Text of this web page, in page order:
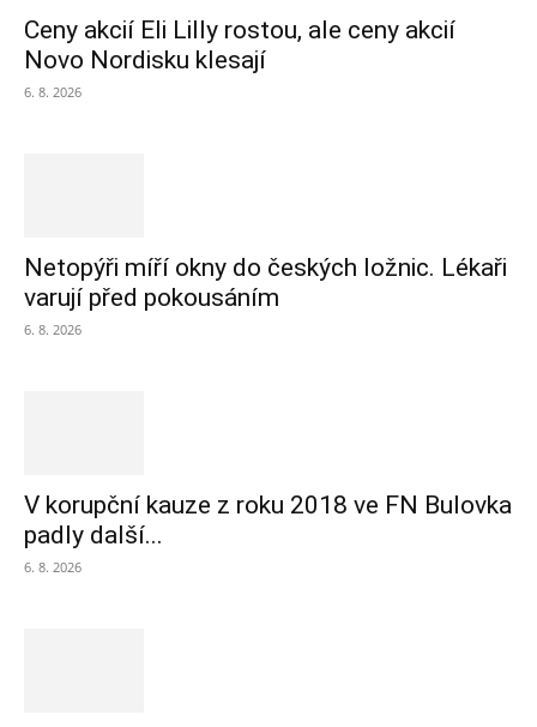
Ceny akcií Eli Lilly rostou, ale ceny akcií
Novo Nordisku klesají
6. 8. 2026
Netopýři míří okny do českých ložnic. Lékaři
varují před pokousáním
6. 8. 2026
V korupční kauze z roku 2018 ve FN Bulovka
padly další...
6. 8. 2026